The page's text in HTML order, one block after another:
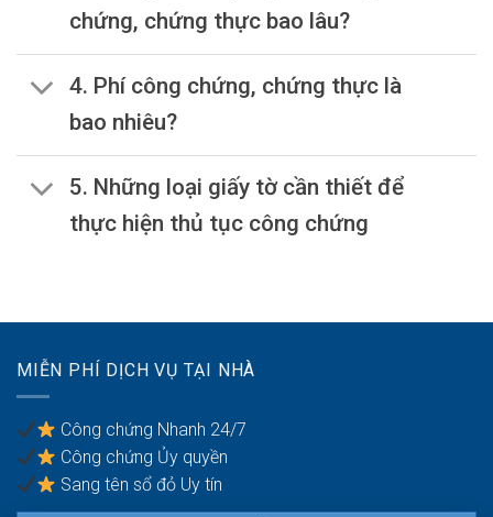
chứng, chứng thực bao lâu?
4. Phí công chứng, chứng thực là
bao nhiêu?
5. Những loại giấy tờ cần thiết để
thực hiện thủ tục công chứng
MIỄN PHÍ DỊCH VỤ TẠI NHÀ
Công chứng Nhanh 24/7
Công chứng Ủy quyền
Sang tên sổ đỏ Uy tín